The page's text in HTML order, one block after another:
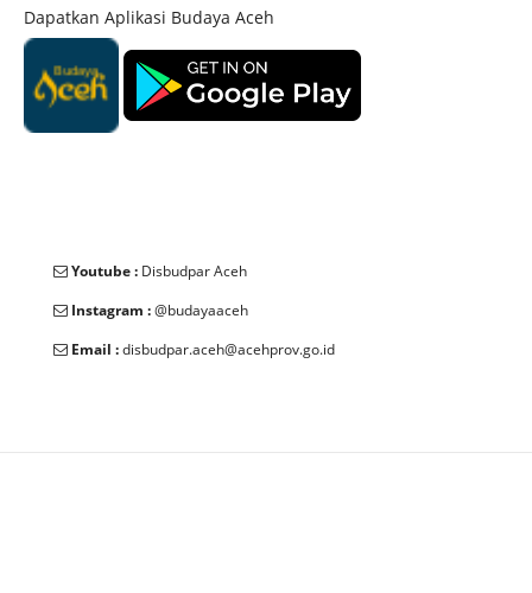
Dapatkan Aplikasi Budaya Aceh
Youtube : Disbudpar Aceh
Instagram :@budayaaceh
Email :disbudpar.aceh@acehprov.go.id